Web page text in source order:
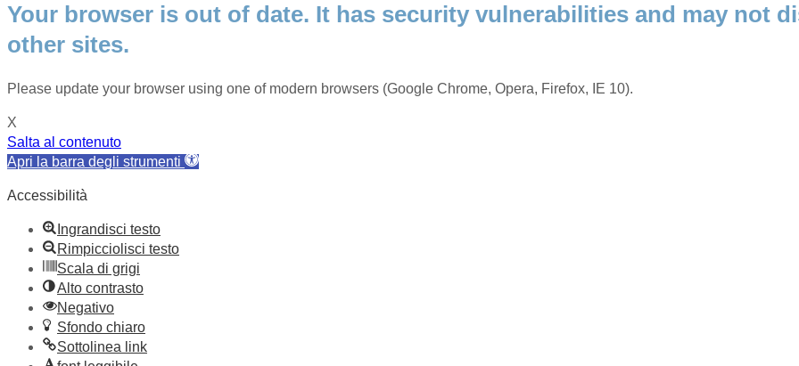
Your browser is out of date. It has security vulnerabilities and may not
other sites.
Please update your browser using one of modern browsers (Google Chrome, Opera, Firefox, IE 10).
X
Salta al contenuto
Apri la barra degli strumenti
Accessibilità
Ingrandisci testo
Rimpicciolisci testo
Scala di grigi
Alto contrasto
Negativo
Sfondo chiaro
Sottolinea link